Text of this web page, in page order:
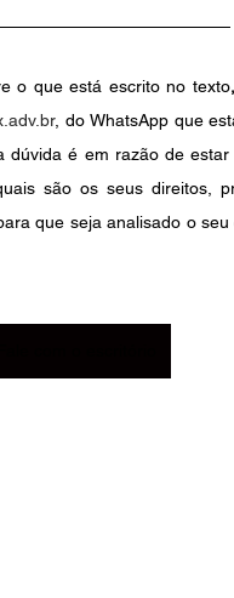
o que está escrito no texto,
, do WhatsApp que
dúvida é em razão de
são os seus direitos,
que seja analisado o